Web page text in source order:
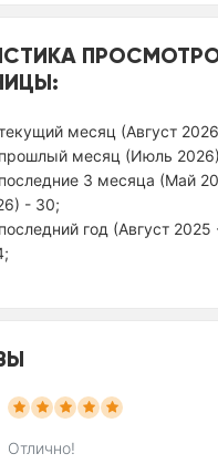
месяц (Август
месяц (Июль
3 месяца (Май
- 30;
год (Август
Отлично!